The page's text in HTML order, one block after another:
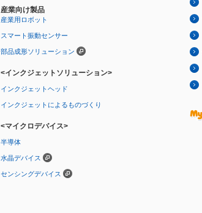
産業向け製品
産業用ロボット
スマート振動センサー
部品成形ソリューション
<インクジェットソリューション>
インクジェットヘッド
インクジェットによるものづくり
<マイクロデバイス>
半導体
水晶デバイス
センシングデバイス